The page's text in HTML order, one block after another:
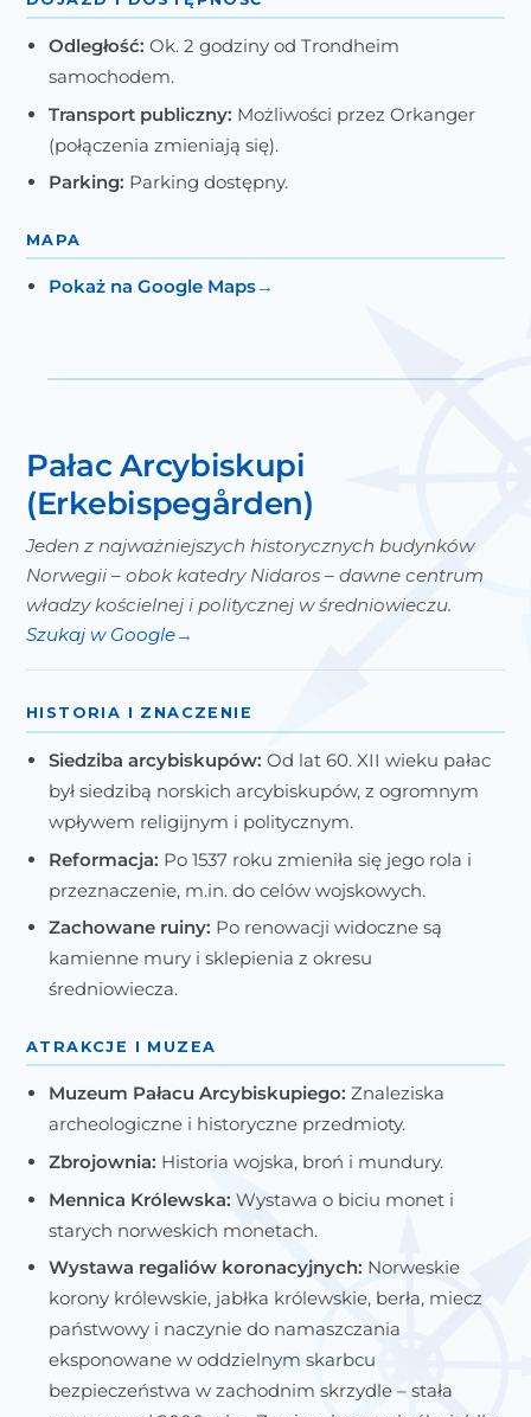
Odległość: Ok. 2 godziny od Trondheim
samochodem.
Transport publiczny: Możliwości przez Orkanger
(połączenia zmieniają się).
Parking: Parking dostępny.
MAPA
Pokaż na Google Maps
Pałac Arcybiskupi
(Erkebispegården)
Jeden z najważniejszych historycznych budynków
Norwegii – obok katedry Nidaros – dawne centrum
władzy kościelnej i politycznej w średniowieczu.
Szukaj w Google
HISTORIA I ZNACZENIE
Siedziba arcybiskupów: Od lat 60. XII wieku pałac
był siedzibą norskich arcybiskupów, z ogromnym
wpływem religijnym i politycznym.
Reformacja: Po 1537 roku zmieniła się jego rola i
przeznaczenie, m.in. do celów wojskowych.
Zachowane ruiny: Po renowacji widoczne są
kamienne mury i sklepienia z okresu
średniowiecza.
ATRAKCJE I MUZEA
Muzeum Pałacu Arcybiskupiego: Znaleziska
archeologiczne i historyczne przedmioty.
Zbrojownia: Historia wojska, broń i mundury.
Mennica Królewska: Wystawa o biciu monet i
starych norweskich monetach.
Wystawa regaliów koronacyjnych: Norweskie
korony królewskie, jabłka królewskie, berła, miecz
państwowy i naczynie do namaszczania
eksponowane w oddzielnym skarbcu
bezpieczeństwa w zachodnim skrzydle – stała